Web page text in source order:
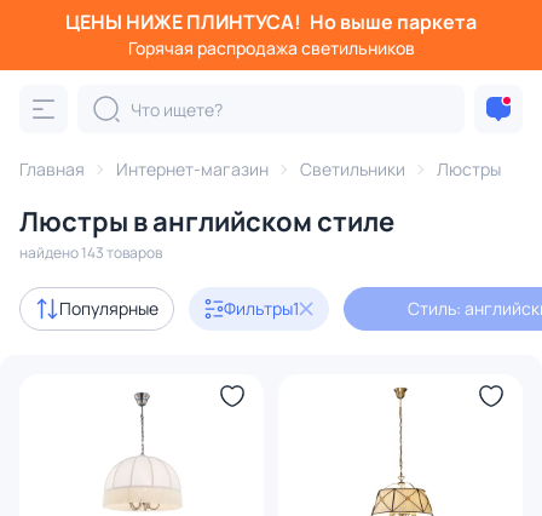
ЦЕНЫ НИЖЕ ПЛИНТУСА! Но выше паркета
Горячая распродажа светильников
Главная Интернет-магазин Светильники Люстры
Люстры в английском стиле
найдено 143 товаров
Популярные Фильтры1 Стиль:
Фильтры
Категория:
подвесные потолочные светодиодные
Акции 3
Дизайнерский свет 5
В наличии 35